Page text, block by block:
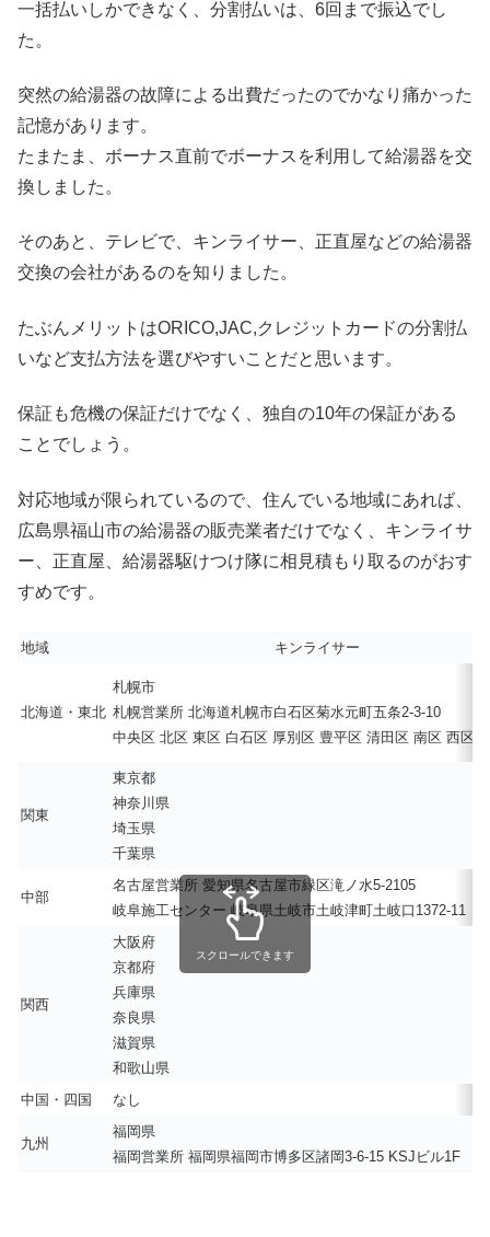
一括払いしかできなく、分割払いは、6回まで振込でし
た。
突然の給湯器の故障による出費だったのでかなり痛かった
記憶があります。
たまたま、ボーナス直前でボーナスを利用して給湯器を交
換しました。
そのあと、テレビで、キンライサー、正直屋などの給湯器
交換の会社があるのを知りました。
たぶんメリットはORICO,JAC,クレジットカードの分割払
いなど支払方法を選びやすいことだと思います。
保証も危機の保証だけでなく、独自の10年の保証がある
ことでしょう。
対応地域が限られているので、住んでいる地域にあれば、
広島県福山市の給湯器の販売業者だけでなく、キンライサ
ー、正直屋、給湯器駆けつけ隊に相見積もり取るのがおす
すめです。
地域 キンライサー
北海道・東北
札幌市
札幌営業所 北海道札幌市白石区菊水元町五条2-3-10
中央区 北区 東区 白石区 厚別区 豊平区 清田区 南区 西区
関東
東京都
神奈川県
埼玉県
千葉県
中部
名古屋営業所 愛知県名古屋市緑区滝ノ水5-2105
岐阜施工センター 岐阜県土岐市土岐津町土岐口1372-11
関西
大阪府
京都府
兵庫県
奈良県
滋賀県
和歌山県
中国・四国
なし
九州
福岡県
福岡営業所 福岡県福岡市博多区諸岡3-6-15 KSJビル1F
スクロールできます